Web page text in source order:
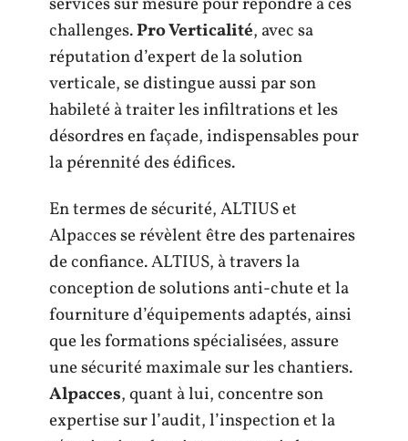
challenges.Pro Verticalité, avec sa
réputation d’expert de la solution
verticale, se distingue aussi par son
habileté à traiter les infiltrations et les
désordres en façade, indispensables pour
la pérennité des édifices.
En termes de sécurité, ALTIUS et
Alpacces se révèlent être des partenaires
de confiance. ALTIUS, à travers la
conception de solutions anti-chute et la
fourniture d’équipements adaptés, ainsi
que les formations spécialisées, assure
une sécurité maximale sur les chantiers.
Alpacces, quant à lui, concentre son
expertise sur l’audit, l’inspection et la